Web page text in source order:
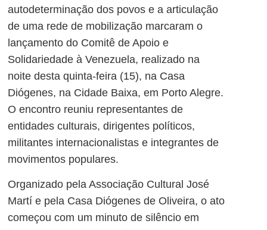
autodeterminação dos povos e a articulação
de uma rede de mobilização marcaram o
lançamento do Comitê de Apoio e
Solidariedade à Venezuela, realizado na
noite desta quinta-feira (15), na Casa
Diógenes, na Cidade Baixa, em Porto Alegre.
O encontro reuniu representantes de
entidades culturais, dirigentes políticos,
militantes internacionalistas e integrantes de
movimentos populares.
Organizado pela Associação Cultural José
Martí e pela Casa Diógenes de Oliveira, o ato
começou com um minuto de silêncio em